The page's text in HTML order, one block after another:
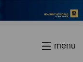
menu